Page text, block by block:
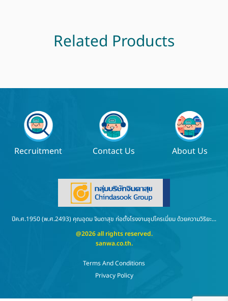
Related Products
Recruitment Contact Us About Us
ปีค.ศ.1950 (พ.ศ.2493) คุณอุดม จินดาสุข ก่อตั้งโรงงานชุปโครเมี่ยม ด้วยความวิริยะ...
@2026 all rights reserved.
sanwa.co.th.
Terms And Conditions
Privacy Policy